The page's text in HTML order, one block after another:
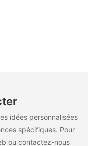
idées personnalisées
spécifiques. Pour
ou contactez-nous